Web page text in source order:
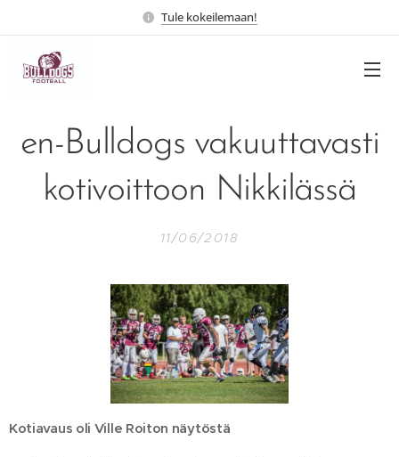
Tule kokeilemaan!
en-Bulldogs vakuuttavasti
kotivoittoon Nikkilässä
11/06/2018
Kotiavaus oli Ville Roiton näytöstä